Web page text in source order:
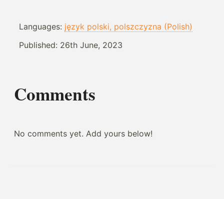
Languages: język polski, polszczyzna (Polish)
Published: 26th June, 2023
Comments
No comments yet. Add yours below!